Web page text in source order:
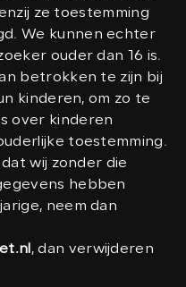
ze toestemming
We kunnen echter
ouder dan 16 is.
betrokken te zijn bij
kinderen, om zo te
over kinderen
toestemming.
wij zonder die
hebben
neem dan
, dan verwijderen